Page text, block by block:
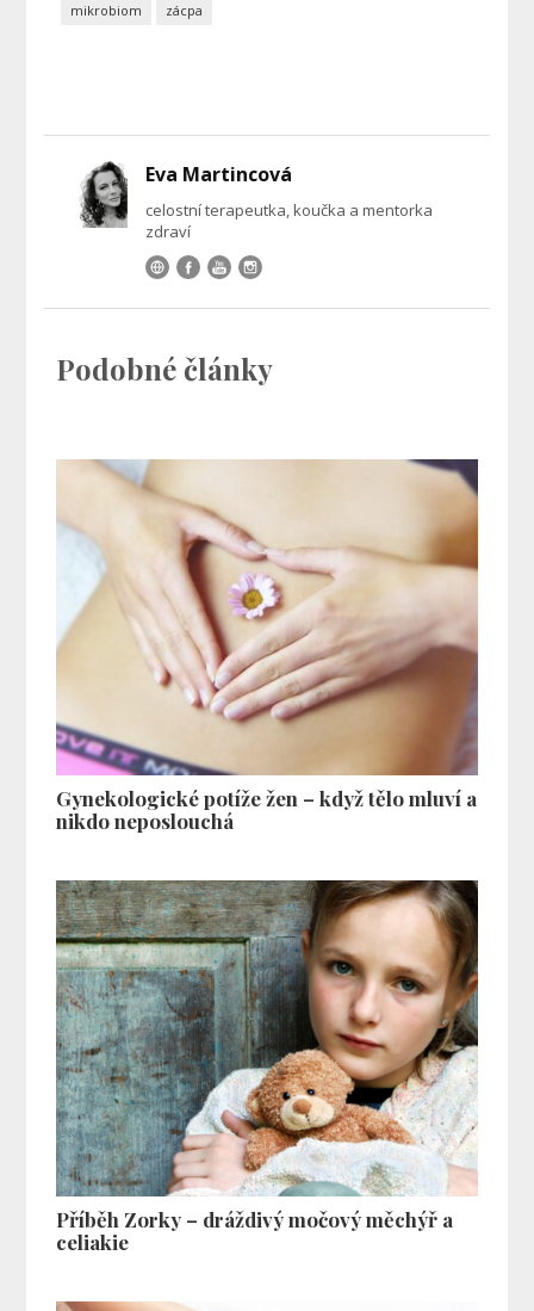
mikrobiom zácpa
Eva Martincová
celostní terapeutka, koučka a mentorka
zdraví
Podobné články
Gynekologické potíže žen – když tělo mluví a
nikdo neposlouchá
Příběh Zorky – dráždivý močový měchýř a
celiakie